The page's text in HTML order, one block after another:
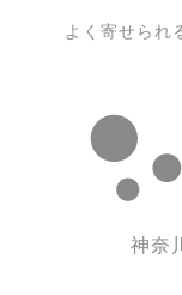
よく寄せられ
神奈